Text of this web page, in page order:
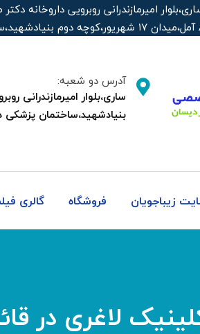
امیرمازندرانی روبرویی داروخانه‌
آدرس دو شعبه:
بنیادشهید،ساختمان پزشکی
زیباجویان فروشگاه گالری
لاغری در